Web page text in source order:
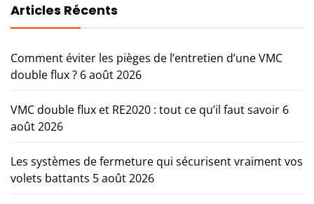
Articles Récents
Comment éviter les pièges de l’entretien d’une VMC
double flux ? 6 août 2026
VMC double flux et RE2020 : tout ce qu’il faut savoir 6
août 2026
Les systèmes de fermeture qui sécurisent vraiment vos
volets battants 5 août 2026